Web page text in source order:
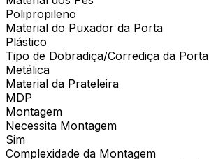
Polipropileno
Material do Puxador da Porta
Plástico
Tipo de Dobradiça/Corrediça da Porta
Metálica
Material da Prateleira
MDP
Montagem
Necessita Montagem
Sim
Complexidade da Montagem